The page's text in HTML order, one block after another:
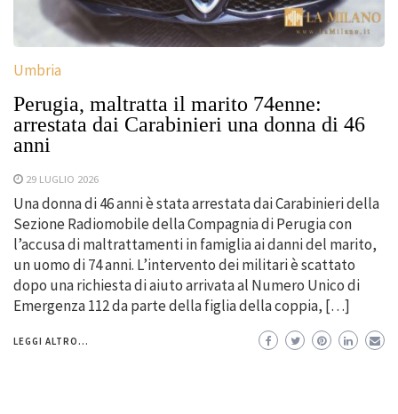
Umbria
Perugia, maltratta il marito 74enne:
arrestata dai Carabinieri una donna di 46
anni
29 LUGLIO 2026
Una donna di 46 anni è stata arrestata dai Carabinieri della
Sezione Radiomobile della Compagnia di Perugia con
l’accusa di maltrattamenti in famiglia ai danni del marito,
un uomo di 74 anni. L’intervento dei militari è scattato
dopo una richiesta di aiuto arrivata al Numero Unico di
Emergenza 112 da parte della figlia della coppia, […]
LEGGI ALTRO...